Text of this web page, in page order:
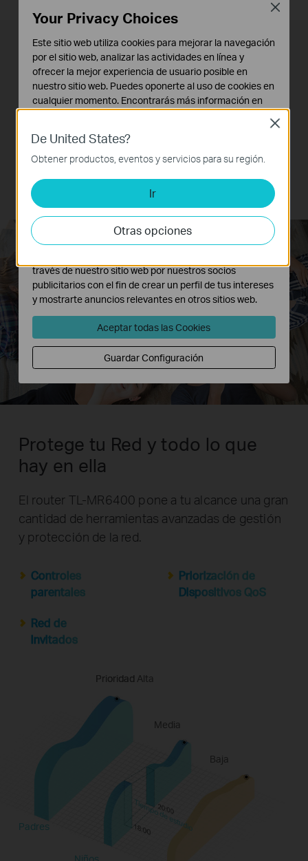
Internet para 32 dispositivos a
la vez
Crea una red Wi-Fi fácilmente para conectar
hasta 32 dispositivos inalámbricos al mismo
tiempo, como teléfonos, tablets y ordenadores
otros dispositivos a través de los 4 puertos LAN.
Protege tu Red y todo lo que
hay en ella
El router TL-MR6400 pone a tu alcance una gran
cantidad de herramientas avanzadas de gestión
y protección de la red.
Controles
parentales
Priorización de
Dispositivos QoS
Red de
invitados
Prioridad Alta
Prioridad
Media
Baja
Padres
Niños
Tiempo de estudio
De United States?
Obtener productos, eventos y servicios para su región.
Ir
Otras opciones
Close
Your Privacy Choices
Este sitio web utiliza cookies para mejorar la navegación
por el sitio web, analizar las actividades en línea y
ofrecer la mejor experiencia de usuario posible en
nuestro sitio web. Puedes oponerte al uso de cookies en
cualquier momento. Encontrarás más información en
Cookies Básicas
Estas cookies son necesarias para el funcionamiento
del sitio web y no pueden desactivarse en tu sistema.
Cookies de Análisis y de Marketing
Las cookies de análisis nos permiten analizar tus
actividades en nuestro sitio web con el fin de mejorar y
adaptar la funcionalidad del mismo.
través de nuestro sitio web por nuestros socios
publicitarios con el fin de crear un perfil de tus intereses
y mostrarte anuncios relevantes en otros sitios web.
Aceptar todas las Cookies
Guardar Configuración
Close